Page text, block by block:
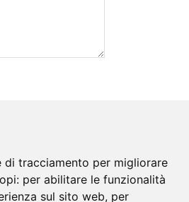
tracciamento per migliorare
per abilitare le funzionalità
sul sito web, per